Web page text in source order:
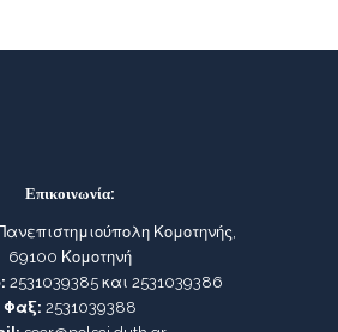
Επικοινωνία:
Κομοτηνής,
69100 Κομοτηνή
2531039385 και 2531039386
Φαξ: 2531039388